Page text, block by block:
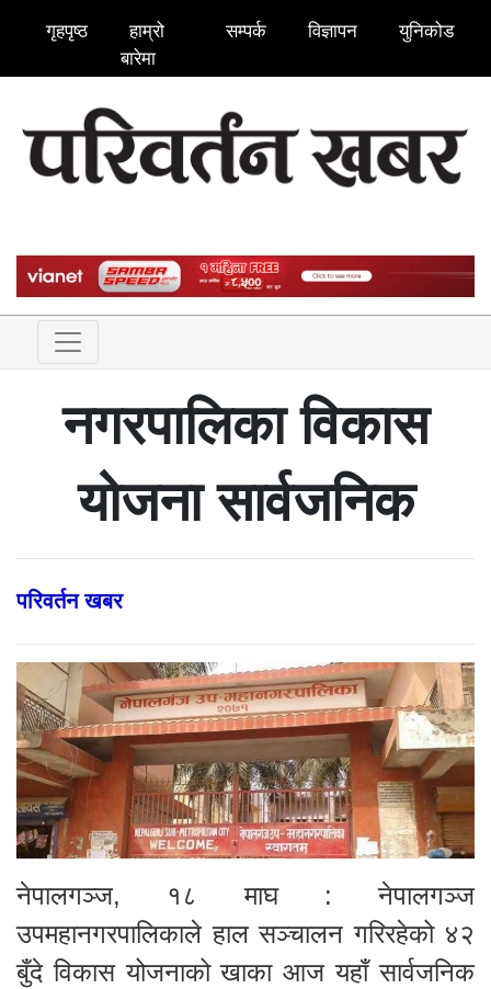
गृहपृष्ठ
हाम्रो
बारेमा
सम्पर्क विज्ञापन युनिकोड
नगरपालिका विकास
योजना सार्वजनिक
परिवर्तन खबर
नेपालगञ्ज, १८ माघ : नेपालगञ्ज
उपमहानगरपालिकाले हाल सञ्चालन गरिरहेको ४२
बुँदे विकास योजनाको खाका आज यहाँ सार्वजनिक